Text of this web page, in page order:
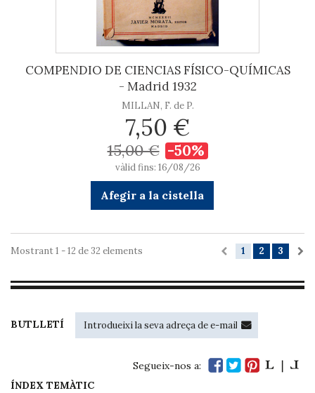
COMPENDIO DE CIENCIAS FÍSICO-QUÍMICAS
- Madrid 1932
MILLAN, F. de P.
7,50 €
15,00 € -50%
vàlid fins: 16/08/26
Afegir a la cistella
1 2 3
Mostrant 1 - 12 de 32 elements
BUTLLETÍ
Segueix-nos a:
ÍNDEX TEMÀTIC